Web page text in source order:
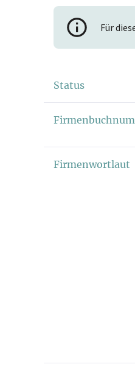
Für
Status
Firmenwortlaut